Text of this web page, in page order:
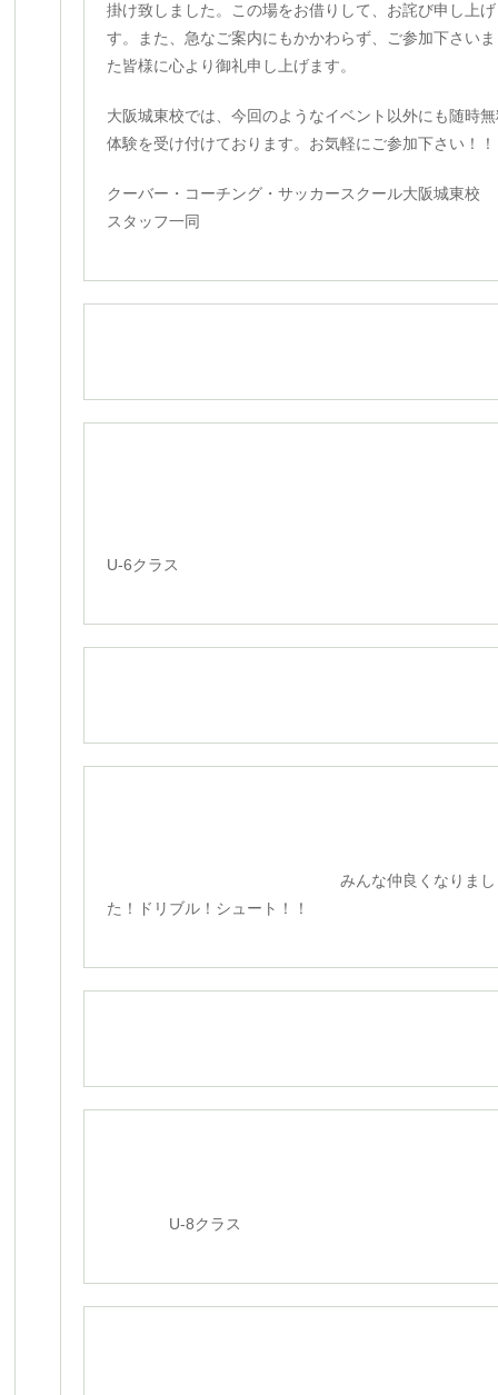
掛け致しました。この場をお借りして、お詫び申し上
す。また、急なご案内にもかかわらず、ご参加下さい
た皆様に心より御礼申し上げます。
大阪城東校では、今回のようなイベント以外にも随時
体験を受け付けております。お気軽にご参加下さい！！
クーバー・コーチング・サッカースクール大阪城東校
スタッフ一同
U-6クラス
みんな仲良くなりまし
た！ドリブル！シュート！！
U-8クラス